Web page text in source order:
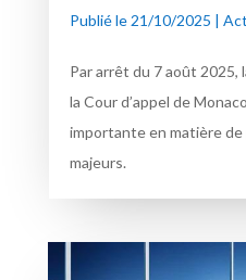
Publié le 21/10/2025 |
Par arrêt du 7 août 2025,
la Cour d’appel de
importante en matière
majeurs.